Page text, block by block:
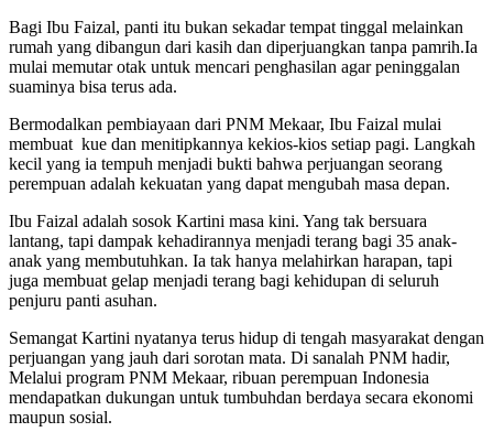
Bagi Ibu Faizal, panti itu bukan sekadar tempat tinggal melainkan
rumah yang dibangun dari kasih dan diperjuangkan tanpa pamrih.Ia
mulai memutar otak untuk mencari penghasilan agar peninggalan
suaminya bisa terus ada.
Bermodalkan pembiayaan dari PNM Mekaar, Ibu Faizal mulai
membuat kue dan menitipkannya kekios-kios setiap pagi. Langkah
kecil yang ia tempuh menjadi bukti bahwa perjuangan seorang
perempuan adalah kekuatan yang dapat mengubah masa depan.
Ibu Faizal adalah sosok Kartini masa kini. Yang tak bersuara
lantang, tapi dampak kehadirannya menjadi terang bagi 35 anak-
anak yang membutuhkan. Ia tak hanya melahirkan harapan, tapi
juga membuat gelap menjadi terang bagi kehidupan di seluruh
penjuru panti asuhan.
Semangat Kartini nyatanya terus hidup di tengah masyarakat dengan
perjuangan yang jauh dari sorotan mata. Di sanalah PNM hadir,
Melalui program PNM Mekaar, ribuan perempuan Indonesia
mendapatkan dukungan untuk tumbuhdan berdaya secara ekonomi
maupun sosial.